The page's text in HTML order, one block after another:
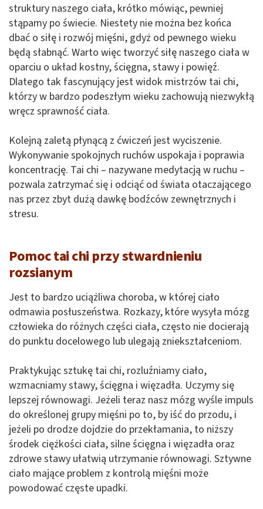
struktury naszego ciała, krótko mówiąc, pewniej
stąpamy po świecie. Niestety nie można bez końca
dbać o siłę i rozwój mięśni, gdyż od pewnego wieku
będą słabnąć. Warto więc tworzyć siłę naszego ciała w
oparciu o układ kostny, ścięgna, stawy i powięź.
Dlatego tak fascynujący jest widok mistrzów tai chi,
którzy w bardzo podeszłym wieku zachowują niezwykłą
wręcz sprawność ciała.
Kolejną zaletą płynącą z ćwiczeń jest wyciszenie.
Wykonywanie spokojnych ruchów uspokaja i poprawia
koncentrację. Tai chi – nazywane medytacją w ruchu –
pozwala zatrzymać się i odciąć od świata otaczającego
nas przez zbyt dużą dawkę bodźców zewnętrznych i
stresu.
Pomoc tai chi przy stwardnieniu
rozsianym
Jest to bardzo uciążliwa choroba, w której ciało
odmawia posłuszeństwa. Rozkazy, które wysyła mózg
człowieka do różnych części ciała, często nie docierają
do punktu docelowego lub ulegają zniekształceniom.
Praktykując sztukę tai chi, rozluźniamy ciało,
wzmacniamy stawy, ścięgna i więzadła. Uczymy się
lepszej równowagi. Jeżeli teraz nasz mózg wyśle impuls
do określonej grupy mięśni po to, by iść do przodu, i
jeżeli po drodze dojdzie do przekłamania, to niższy
środek ciężkości ciała, silne ścięgna i więzadła oraz
zdrowe stawy ułatwią utrzymanie równowagi. Sztywne
ciało mające problem z kontrolą mięśni może
powodować częste upadki.